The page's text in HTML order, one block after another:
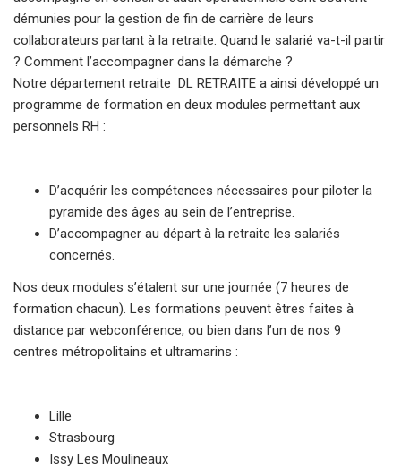
démunies pour la gestion de fin de carrière de leurs
collaborateurs partant à la retraite. Quand le salarié va-t-il partir
? Comment l’accompagner dans la démarche ?
Notre département retraite DL RETRAITE a ainsi développé un
programme de formation en deux modules permettant aux
personnels RH :
D’acquérir les compétences nécessaires pour piloter la
pyramide des âges au sein de l’entreprise.
D’accompagner au départ à la retraite les salariés
concernés.
Nos deux modules s’étalent sur une journée (7 heures de
formation chacun). Les formations peuvent êtres faites à
distance par webconférence, ou bien dans l’un de nos 9
centres métropolitains et ultramarins :
Lille
Strasbourg
Issy Les Moulineaux